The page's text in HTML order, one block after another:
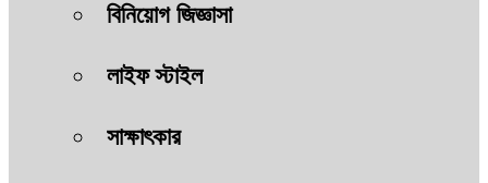
বিনিয়োগ জিজ্ঞাসা
লাইফ স্টাইল
সাক্ষাৎকার